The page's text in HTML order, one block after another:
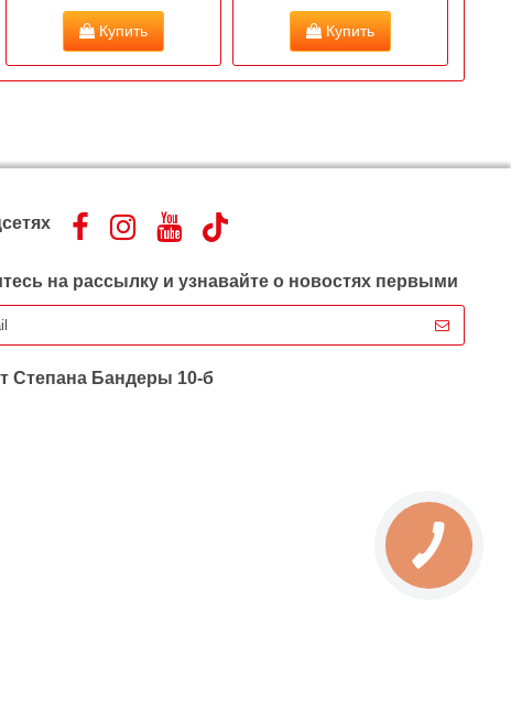
Купить Купить
на рассылку и узнавайте о новостях первыми
Степана Бандеры 10-б